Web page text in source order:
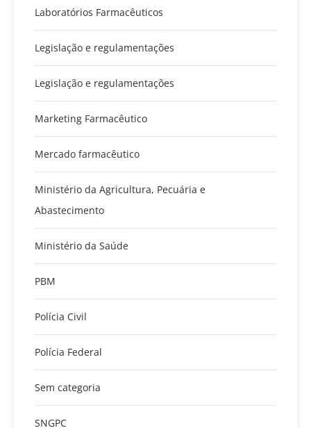
Laboratórios Farmacêuticos
Legislação e regulamentações
Legislação e regulamentações
Marketing Farmacêutico
Mercado farmacêutico
Ministério da Agricultura, Pecuária e
Abastecimento
Ministério da Saúde
PBM
Polícia Civil
Polícia Federal
Sem categoria
SNGPC